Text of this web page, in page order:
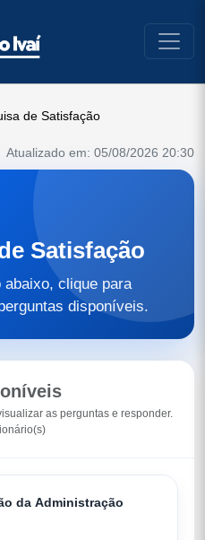
de Satisfação
Atualizado em: 05/08/2026 20:30
Satisfação
clique para
disponíveis.
as perguntas e responder.
da Administração